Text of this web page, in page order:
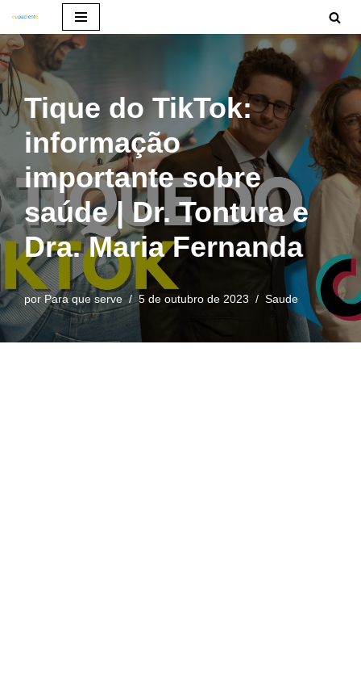
Pular
para
o
conteúdo
Tique do TikTok:
informação
importante sobre
saúde | Dr. Tontura e
Dra. Maria Fernanda
porPara que serve 5 de outubro de 2023 Saude